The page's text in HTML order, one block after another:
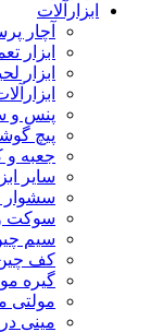
ابزارآلات
آچار
ابزار
ابزار
پنس و
پیچ
جعبه و
سایر
سشوار
سوکت
سیم
کف
گیره
مولتی
مینی